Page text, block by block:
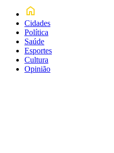
Cidades
Política
Saúde
Esportes
Cultura
Opinião